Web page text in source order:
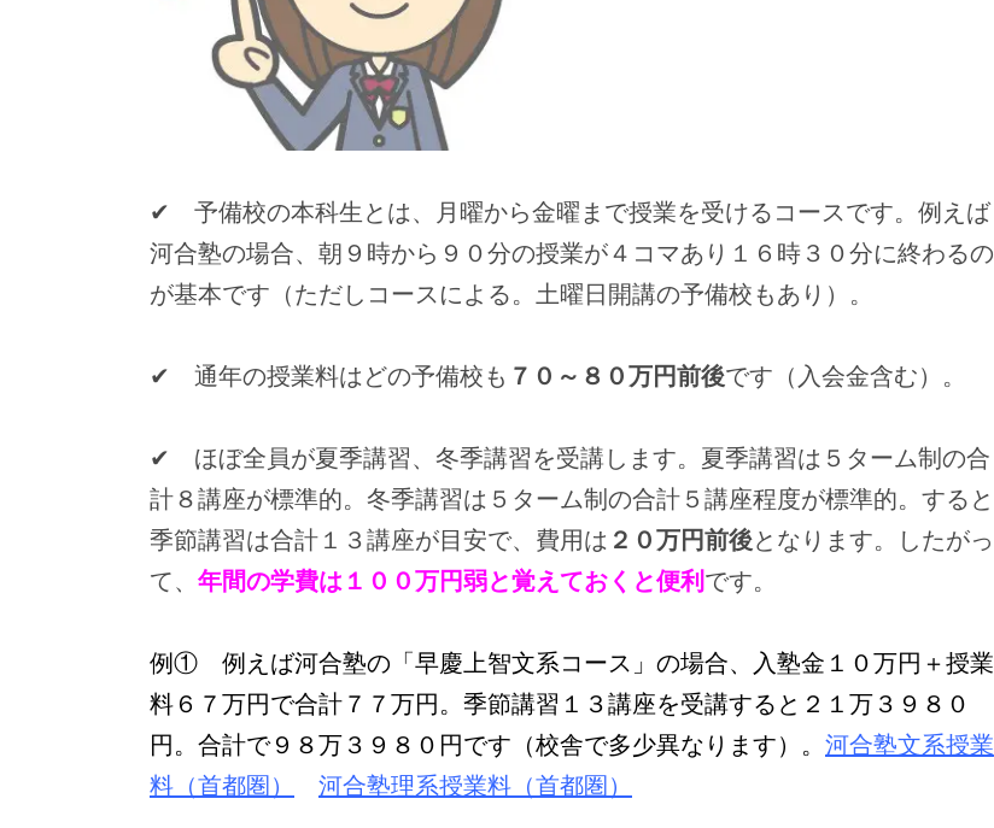
✔ 予備校の本科生とは、月曜から金曜まで授業を受けるコースです。例えば
河合塾の場合、朝９時から９０分の授業が４コマあり１６時３０分に終わるの
が基本です（ただしコースによる。土曜日開講の予備校もあり）。
✔ 通年の授業料はどの予備校も ７０～８０万円前後です（入会金含む）。
✔ ほぼ全員が夏季講習、冬季講習を受講します。夏季講習は５ターム制の合
計８講座が標準的。冬季講習は５ターム制の合計５講座程度が標準的。すると
季節講習は合計１３講座が目安で、費用は ２０万円前後となります。したがっ
て、 年間の学費は１００万円弱と覚えておくと便利 です。
例① 例えば河合塾の「早慶上智文系コース」の場合、入塾金１０万円＋授業
料６７万円で合計７７万円。季節講習１３講座を受講すると２１万３９８０
円。合計で９８万３９８０円です（校舎で多少異なります）。 河合塾文系授業
料（首都圏）
河合塾理系授業料（首都圏）